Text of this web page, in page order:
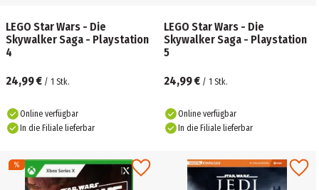
LEGO Star Wars - Die
Skywalker Saga - Playstation
4
24,99 € / 1 Stk.
Online verfügbar
In die Filiale lieferbar
LEGO Star Wars - Die
Skywalker Saga - Playstation
5
24,99 € / 1 Stk.
Online verfügbar
In die Filiale lieferbar